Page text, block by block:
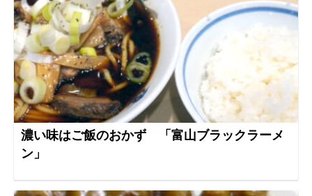
濃い味はご飯のおかず 「富山ブラックラーメ
ン」